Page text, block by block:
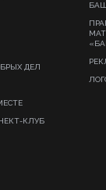
ДЕЛ
КЛУБ